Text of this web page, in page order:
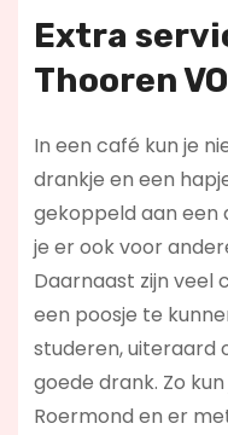
Extra
Thooren
In een café kun je
drankje en een
gekoppeld aan een
je er ook voor
Daarnaast zijn veel
een poosje te
studeren, uiteraard
goede drank. Zo
Roermond en er